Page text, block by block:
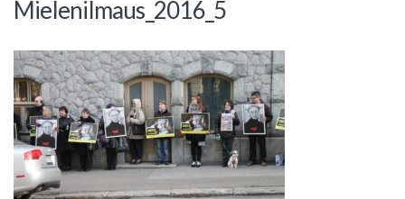
Mielenilmaus_2016_5